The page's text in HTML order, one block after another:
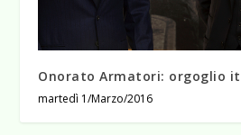
Onorato Armatori: orgoglio
martedì 1/Marzo/2016